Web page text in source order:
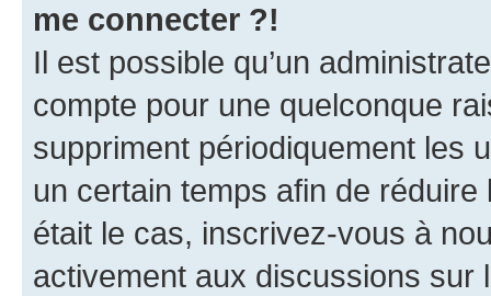
me connecter ?!
Il est possible qu’un
compte pour une quelconque
suppriment périodiquement les
un certain temps afin de
était le cas, inscrivez-vous à
activement aux discussions sur